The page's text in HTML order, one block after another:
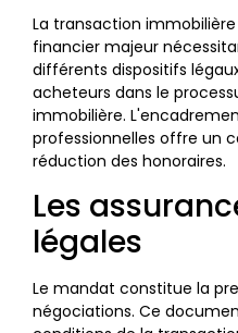
La transaction
financier majeur
différents dispositifs
acheteurs dans le
immobilière.
professionnelles offre un
réduction des honoraires.
Les
légales
Le mandat constitue la
négociations. Ce